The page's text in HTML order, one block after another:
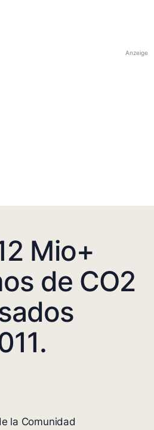
Anzeige
Mio+
de CO2
la Comunidad